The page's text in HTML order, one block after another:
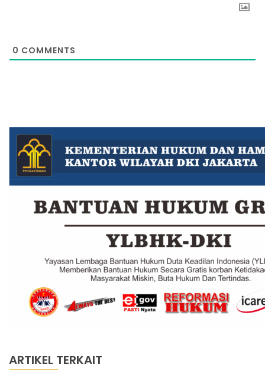
0 COMMENTS
ARTIKEL TERKAIT